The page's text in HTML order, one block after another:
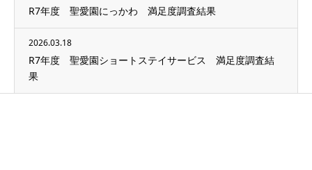
R7年度 聖愛園にっかわ 満足度調査結果
2026.03.18
R7年度 聖愛園ショートステイサービス 満足度調査結
果